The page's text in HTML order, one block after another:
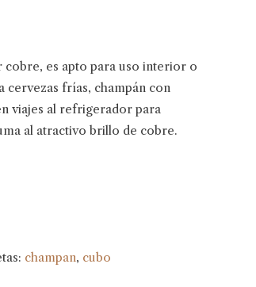
es apto para uso interior o
cervezas frías, champán con
viajes al refrigerador para
al atractivo brillo de cobre.
champan, cubo